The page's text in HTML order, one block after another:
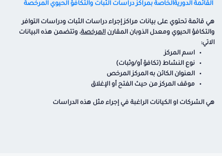
القائمة الدوريةالخاصة بمراكز دراسات الثبات والتكافؤ الحيوي المرخصة
هي قائمة تحتوي على بيانات مراكز إجراء دراسات الثبات ودراسات التوافر
والتكافؤ الحيوي ومعدل الذوبان المقارن المرخصة، وتتضمن هذه البيانات
الاتي:
اسم المركز
نوع النشاط (تكافؤ أو/وثبات)
العنوان الكائن به المركز المرخص
موقف المركز من حيث الفتح أو الإغلاق
هي الشركات او الكيانات الراغبة في إجراء مثل هذه الدراسات